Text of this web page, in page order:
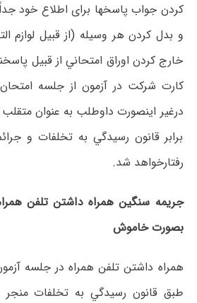
کردن ﺟﻮاب ﭘﺎﺳﺨﻬﺎ ﺑﺮای اﻃﻼع ﺧﻮد ﺟﺪاً
و ﺑﺪل ﻛﺮدن ﻫﺮ وﺳﻴﻠﻪ (از ﻗﺒﻴﻞ ﻟﻮازم
ﺧﺎرج کردن اوراق اﻣﺘﺤﺎﻧﻲ از ﻗﺒﻴﻞ
ﻛﺎرت ﺷﺮﻛﺖ در آزﻣﻮن از ﺟﻠﺴﻪ اﻣﺘﺤﺎن
درﻏﻴﺮ اﻳﻨﺼﻮرت داوﻃﻠﺐ ﺑﻪ ﻋﻨﻮان
ﺑﺮاﺑﺮ ﻗﺎﻧﻮن رﺳﻴﺪﮔﻲ ﺑﻪ ﺗﺨﻠﻔﺎت و
رﻓﺘﺎرﺧﻮاﻫﺪ ﺷﺪ.
جریمه سنگین ﻫﻤﺮاه داﺷﺘﻦ ﺗﻠﻔﻦ
ﺑﺼﻮرت ﺧﺎﻣﻮش
ﻫﻤﺮاه داﺷﺘﻦ ﺗﻠﻔﻦ ﻫﻤﺮاه در ﺟﻠﺴﻪ
ﻃﺒﻖ ﻗﺎﻧﻮن رﺳﻴﺪﮔﻲ ﺑﻪ ﺗﺨﻠﻔﺎت